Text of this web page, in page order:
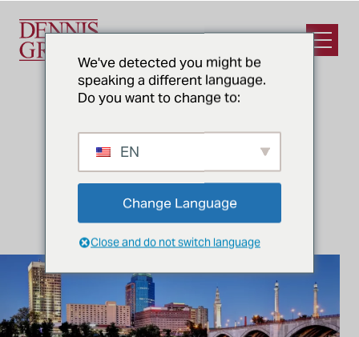
Abrir el
SPRINGFIELD, MA
Nuestra sede
We've detected you might be
speaking a different language.
Do you want to change to:
EN
Change Language
Close and do not switch language